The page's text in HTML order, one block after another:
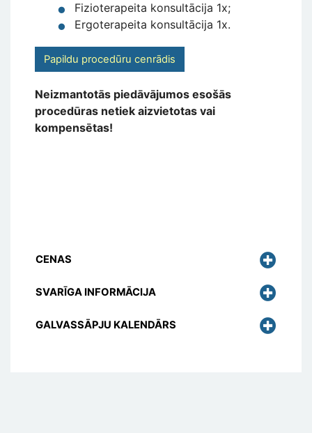
Fizioterapeita konsultācija 1x;
Ergoterapeita konsultācija 1x.
Papildu procedūru cenrādis
Neizmantotās piedāvājumos esošās
procedūras netiek aizvietotas vai
kompensētas!
CENAS
SVARĪGA INFORMĀCIJA
GALVASSĀPJU KALENDĀRS